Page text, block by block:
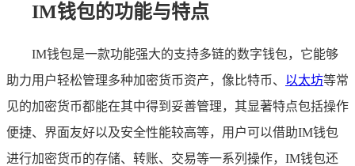
IM钱包的功能与特点
IM钱包是一款功能强大的支持多链的数字钱包，它能够
助力用户轻松管理多种加密货币资产，像比特币、 以太坊等常
见的加密货币都能在其中得到妥善管理，其显著特点包括操作
便捷、界面友好以及安全性能较高等，用户可以借助IM钱包
进行加密货币的存储、转账、交易等一系列操作，IM钱包还